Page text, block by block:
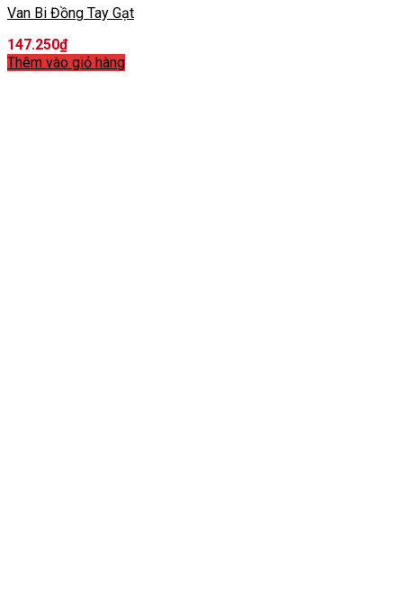
Van Bi Đồng Tay Gạt
147.250₫
Thêm vào giỏ hàng